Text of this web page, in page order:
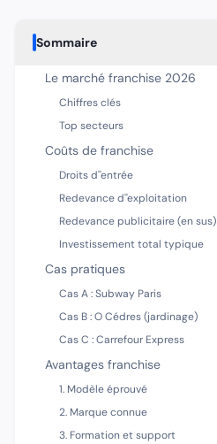
Sommaire
Le marché franchise 2026
Chiffres clés
Top secteurs
Coûts de franchise
Droits d''entrée
Redevance d''exploitation
Redevance publicitaire (en sus)
Investissement total typique
Cas pratiques
Cas A : Subway Paris
Cas B : O Cédres (jardinage)
Cas C : Carrefour Express
Avantages franchise
1. Modèle éprouvé
2. Marque connue
3. Formation et support